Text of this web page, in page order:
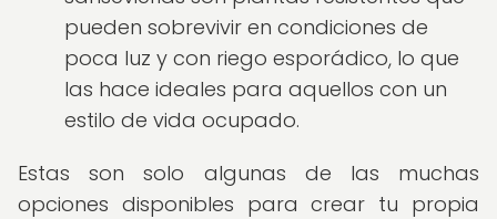
pueden sobrevivir en condiciones de
poca luz y con riego esporádico, lo que
las hace ideales para aquellos con un
estilo de vida ocupado.
Estas son solo algunas de las muchas
opciones disponibles para crear tu propia